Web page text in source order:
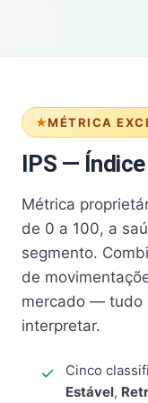
MÉTRICA
IPS —
Métrica
de 0 a 100, a
segmento.
de
mercado — tudo
interpretar.
Cinco
Estável,